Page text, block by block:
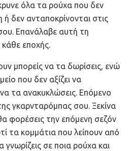
όλα τα ρούχα που δεν
δεν ανταποκρίνονται στις
Επανάλαβε αυτή τη
κάθε εποχής.
μπορείς να τα δωρίσεις, ενώ
που δεν αξίζει να
τα ανακυκλώσεις. Επόμενο
γκαρνταρόμπας σου. Ξεκίνα
φορέσεις την επόμενη σεζόν
τα κομμάτια που λείπουν από
σε ποια ρούχα και